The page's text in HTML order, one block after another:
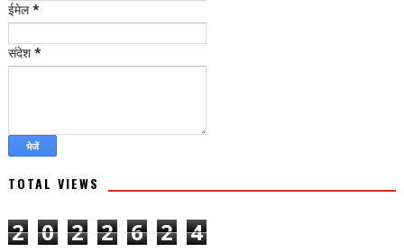
ईमेल*
संदेश *
TOTAL VIEWS
2 0 2 2 6 2 4